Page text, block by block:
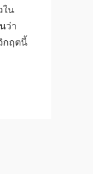
ใน
ว่า
กฤตนี้